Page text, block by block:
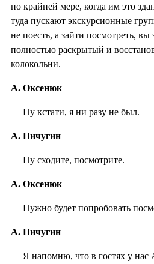
по крайней мере, когда им это
туда пускают экскурсионные
не поесть, а зайти посмотреть, вы
полностью раскрытый и
колокольни.
А. Оксенюк
— Ну кстати, я ни разу не был.
А. Пичугин
— Ну сходите, посмотрите.
А. Оксенюк
— Нужно будет попробовать
А. Пичугин
— Я напомню, что в гостях у нас